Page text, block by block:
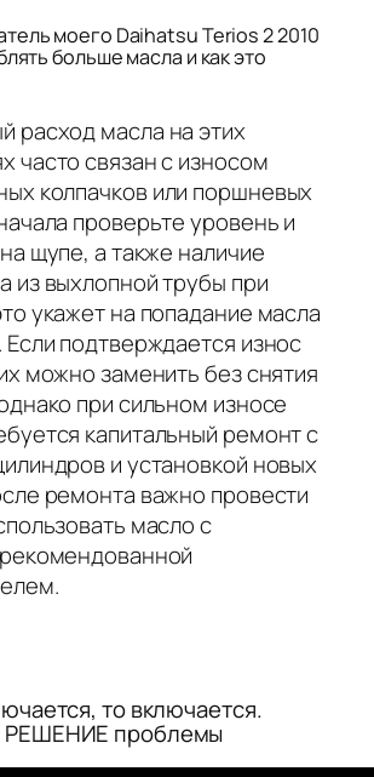
моего Daihatsu Terios 2 2010
больше масла и как это
расход масла на этих
часто связан с износом
колпачков или поршневых
проверьте уровень и
щупе, а также наличие
из выхлопной трубы при
укажет на попадание масла
подтверждается износ
можно заменить без снятия
при сильном износе
капитальный ремонт с
и установкой новых
ремонта важно провести
масло с
то включается.
проблемы